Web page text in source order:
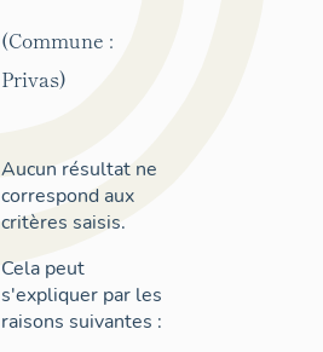
(Commune :
Privas)
Aucun résultat ne
correspond aux
critères saisis.
Cela peut
s'expliquer par les
raisons suivantes :